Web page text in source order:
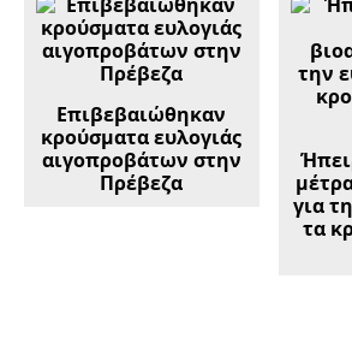
Επιβεβαιώθηκαν
κρούσματα ευλογιάς
αιγοπροβάτων στην
Πρέβεζα
για
τα